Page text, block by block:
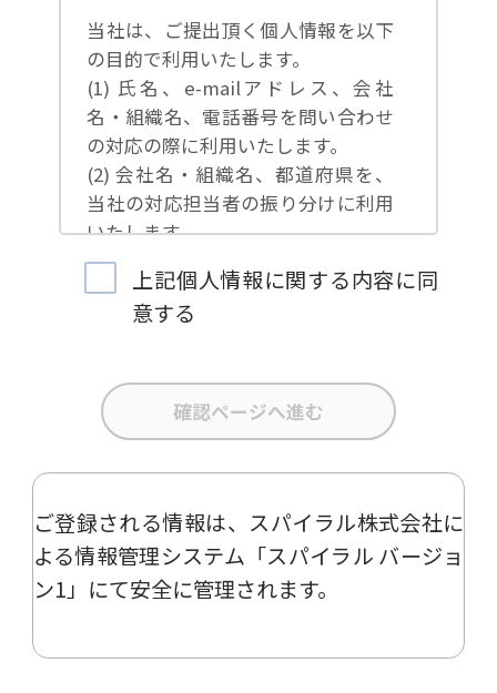
当社は、ご提出頂く個人情報を以下
の目的で利用いたします。
(1) 氏名、e-mailアドレス、会社
名・組織名、電話番号を問い合わせ
の対応の際に利用いたします。
(2) 会社名・組織名、都道府県を、
当社の対応担当者の振り分けに利用
いたします。
(3) お問合せ内容について集計分析
を行い、当社製品・サービスの企画
開発や、販促営業活動の参考にいた
(4) 氏名、e-mailアドレス、会社
名・組織名、電話番号を、当社の製
品・サービスのご案内や当社が独自
ー、イベント、展示会の開催や出展
情報の提供の際に利用いたします。
その他の目的では使用致しません。
2 個人情報の管理について
上記個人情報に関する内容に同
意する
ご登録される情報は、 スパイラル株式会社に
よる情報管理システム「スパイラル バージョ
ン1」 にて安全に管理されます。